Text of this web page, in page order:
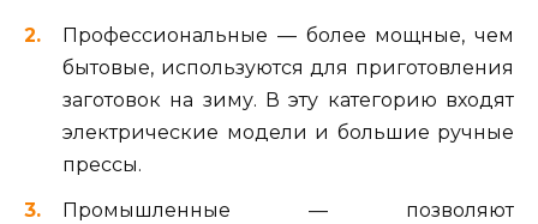
Профессиональные — более мощные, чем
бытовые, используются для приготовления
заготовок на зиму. В эту категорию входят
электрические модели и большие ручные
прессы.
Промышленные — позволяют